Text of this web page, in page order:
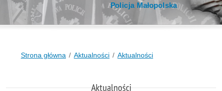
Policja Małopolska
Strona główna Aktualności Aktualności
Aktualności